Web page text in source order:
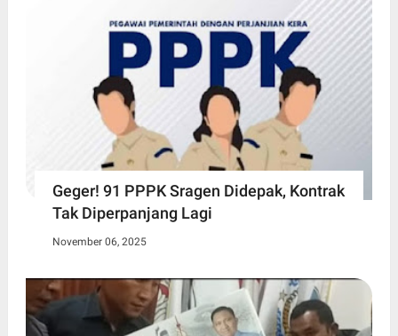
Geger! 91 PPPK Sragen Didepak, Kontrak
Tak Diperpanjang Lagi
November 06, 2025